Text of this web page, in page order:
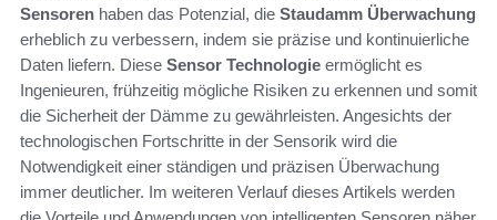
Sensoren haben das Potenzial, die Staudamm Überwachung
erheblich zu verbessern, indem sie präzise und kontinuierliche
Daten liefern. Diese Sensor Technologie ermöglicht es
Ingenieuren, frühzeitig mögliche Risiken zu erkennen und somit
die Sicherheit der Dämme zu gewährleisten. Angesichts der
technologischen Fortschritte in der Sensorik wird die
Notwendigkeit einer ständigen und präzisen Überwachung
immer deutlicher. Im weiteren Verlauf dieses Artikels werden